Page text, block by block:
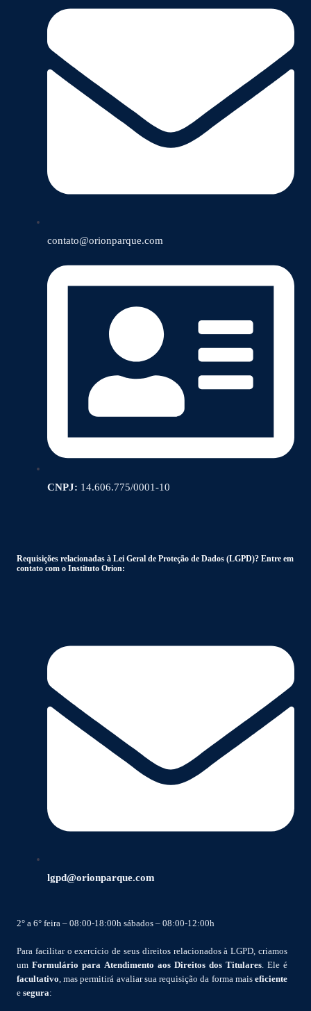
contato@orionparque.com
CNPJ: 14.606.775/0001-10
Requisições relacionadas à Lei Geral de Proteção de Dados (LGPD)? Entre em
contato com o Instituto Orion:
lgpd@orionparque.com
2° a 6° feira – 08:00-18:00h sábados – 08:00-12:00h
Para facilitar o exercício de seus direitos relacionados à LGPD, criamos
um Formulário para Atendimento aos Direitos dos Titulares. Ele é
facultativo, mas permitirá avaliar sua requisição da forma mais eficiente
e segura: